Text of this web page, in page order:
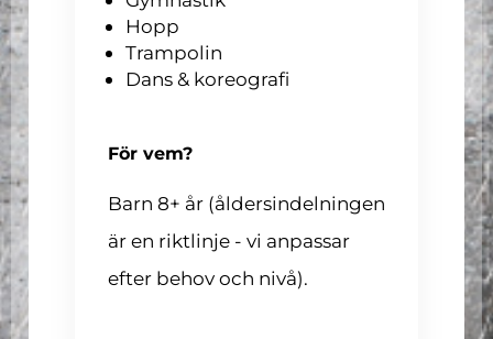
Hopp
Trampolin
Dans & koreografi
För vem?
Barn 8+ år (åldersindelningen
är en riktlinje - vi anpassar
efter behov och nivå).